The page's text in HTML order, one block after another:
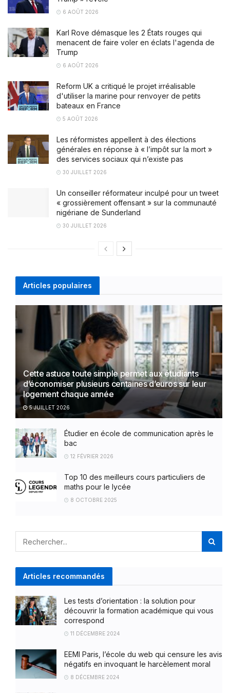
6 AOÛT 2026
Karl Rove démasque les 2 États rouges qui
menacent de faire voler en éclats l'agenda de
Trump
6 AOÛT 2026
Reform UK a critiqué le projet irréalisable
d'utiliser la marine pour renvoyer de petits
bateaux en France
5 AOÛT 2026
Les réformistes appellent à des élections
générales en réponse à « l’impôt sur la mort »
des services sociaux qui n’existe pas
30 JUILLET 2026
Un conseiller réformateur inculpé pour un tweet
« grossièrement offensant » sur la communauté
nigériane de Sunderland
30 JUILLET 2026
Articles populaires
Cette astuce toute simple permet aux étudiants
d’économiser plusieurs centaines d’euros sur leur
logement chaque année
5 JUILLET 2026
Étudier en école de communication après le
bac
12 FÉVRIER 2026
Top 10 des meilleurs cours particuliers de
maths pour le lycée
8 OCTOBRE 2025
Articles recommandés
Les tests d’orientation : la solution pour
découvrir la formation académique qui vous
correspond
11 DÉCEMBRE 2024
EEMI Paris, l’école du web qui censure les avis
négatifs en invoquant le harcèlement moral
8 DÉCEMBRE 2024